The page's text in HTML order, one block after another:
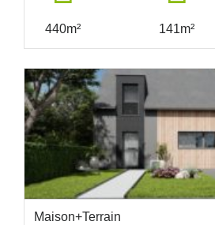
440m² 141m²
Maison+Terrain